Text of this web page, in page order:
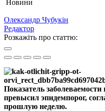
Новини
Олександр Чубукін
Редактор
Розкажіть про статтю:
Показатель
превысил эпидемпорог,
прошлую неделю.